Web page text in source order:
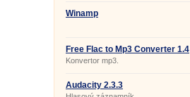
Winamp
Free Flac to Mp3 Converter 1.4
Konvertor mp3.
Audacity 2.3.3